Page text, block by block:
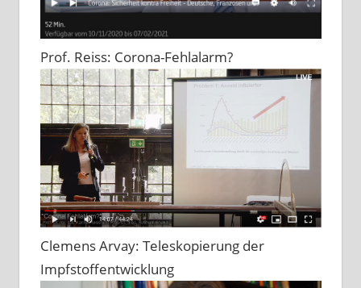
Prof. Reiss: Corona-Fehlalarm?
Clemens Arvay: Teleskopierung der
Impfstoffentwicklung